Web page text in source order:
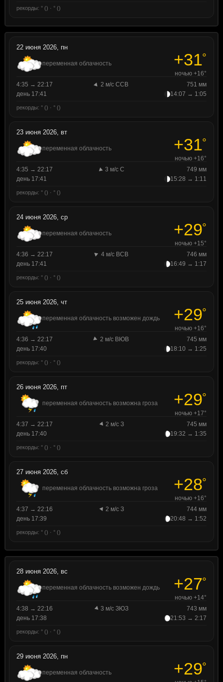
рекорды: ° () · ° ()
22 июня 2026, пн
переменная облачность +31°
ночью +16°
4:35 → 22:17
2 м/с ССВ
751 мм
день 17:41
14:07 → 1:05
рекорды: ° () · ° ()
23 июня 2026, вт
переменная облачность +31°
ночью +16°
4:35 → 22:17
3 м/с С
749 мм
день 17:41
15:28 → 1:11
рекорды: ° () · ° ()
24 июня 2026, ср
переменная облачность +29°
ночью +15°
4:36 → 22:17
4 м/с ВСВ
746 мм
день 17:41
16:49 → 1:17
рекорды: ° () · ° ()
25 июня 2026, чт
переменная облачность возможен дождь +29°
ночью +16°
4:36 → 22:17
2 м/с ВЮВ
745 мм
день 17:40
18:10 → 1:25
рекорды: ° () · ° ()
26 июня 2026, пт
переменная облачность возможна гроза +29°
ночью +17°
4:37 → 22:17
2 м/с З
745 мм
день 17:40
19:32 → 1:35
рекорды: ° () · ° ()
27 июня 2026, сб
переменная облачность возможна гроза +28°
ночью +16°
4:37 → 22:16
2 м/с З
744 мм
день 17:39
20:48 → 1:52
рекорды: ° () · ° ()
28 июня 2026, вс
переменная облачность возможен дождь +27°
ночью +14°
4:38 → 22:16
3 м/с ЗЮЗ
743 мм
день 17:38
21:53 → 2:17
рекорды: ° () · ° ()
29 июня 2026, пн
переменная облачность +29°